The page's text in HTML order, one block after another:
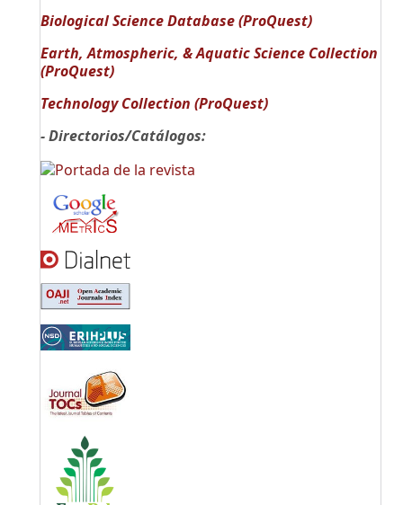
Biological Science Database (ProQuest)
Earth, Atmospheric, & Aquatic Science Collection
(ProQuest)
Technology Collection (ProQuest)
- Directorios/Catálogos: